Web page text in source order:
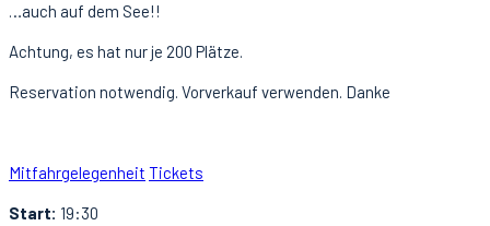
…auch auf dem See!!
Achtung, es hat nur je 200 Plätze.
Reservation notwendig. Vorverkauf verwenden. Danke
Mitfahrgelegenheit Tickets
Start: 19:30